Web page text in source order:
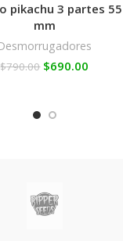
pikachu 3 partes 55
mm
$790.00 $690.00